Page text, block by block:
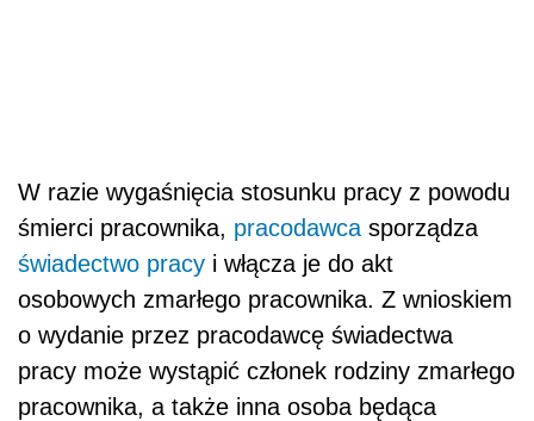
W razie wygaśnięcia stosunku pracy z powodu
śmierci pracownika, pracodawca sporządza
świadectwo pracy i włącza je do akt
osobowych zmarłego pracownika. Z wnioskiem
o wydanie przez pracodawcę świadectwa
pracy może wystąpić członek rodziny zmarłego
pracownika, a także inna osoba będąca